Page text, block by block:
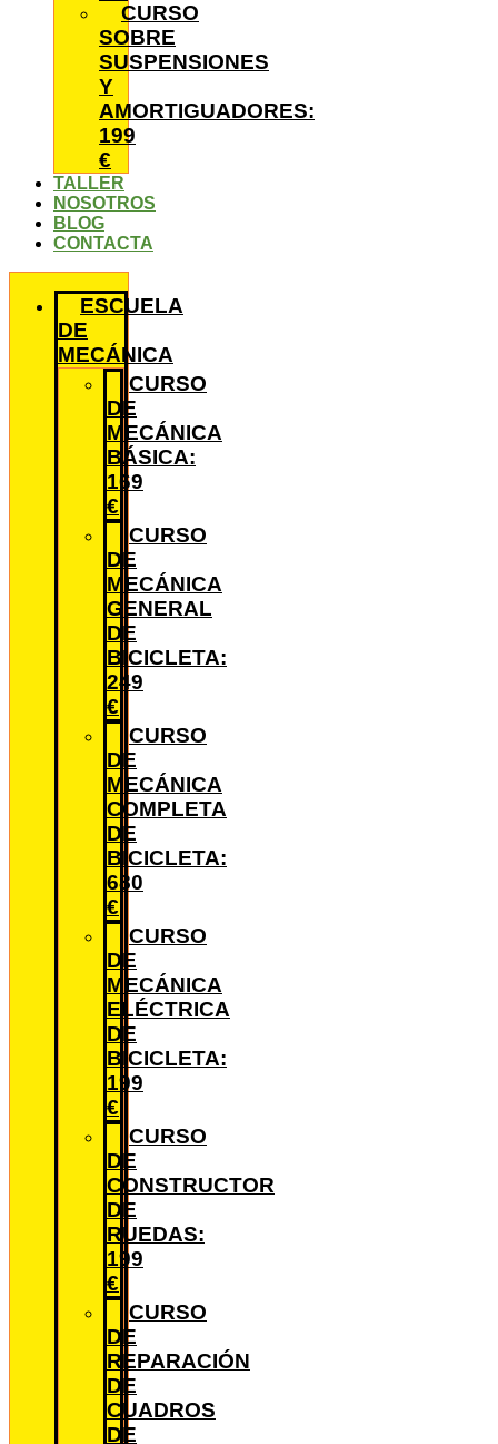
CURSO
SOBRE
SUSPENSIONES
Y
AMORTIGUADORES:
199
€
TALLER
NOSOTROS
BLOG
CONTACTA
ESCUELA
DE
MECÁNICA
CURSO
DE
MECÁNICA
BÁSICA:
169
€
CURSO
DE
MECÁNICA
GENERAL
DE
BICICLETA:
249
€
CURSO
DE
MECÁNICA
COMPLETA
DE
BICICLETA:
680
€
CURSO
DE
MECÁNICA
ELÉCTRICA
DE
BICICLETA:
199
€
CURSO
DE
CONSTRUCTOR
DE
RUEDAS:
199
€
CURSO
DE
REPARACIÓN
DE
CUADROS
DE